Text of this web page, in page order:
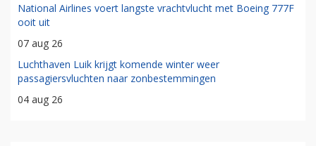
National Airlines voert langste vrachtvlucht met Boeing 777F
ooit uit
07 aug 26
Luchthaven Luik krijgt komende winter weer
passagiersvluchten naar zonbestemmingen
04 aug 26